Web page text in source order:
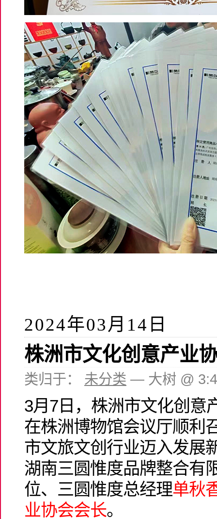
2024年03月14日
株洲市文化创意产业
类归于： 未分类 — 大树 @
3月7日，株洲市文化创意
在株洲博物馆会议厅顺利
市文旅文创行业迈入发展
湖南三圆惟度品牌整合有
位、三圆惟度总经理单秋
业协会会长。